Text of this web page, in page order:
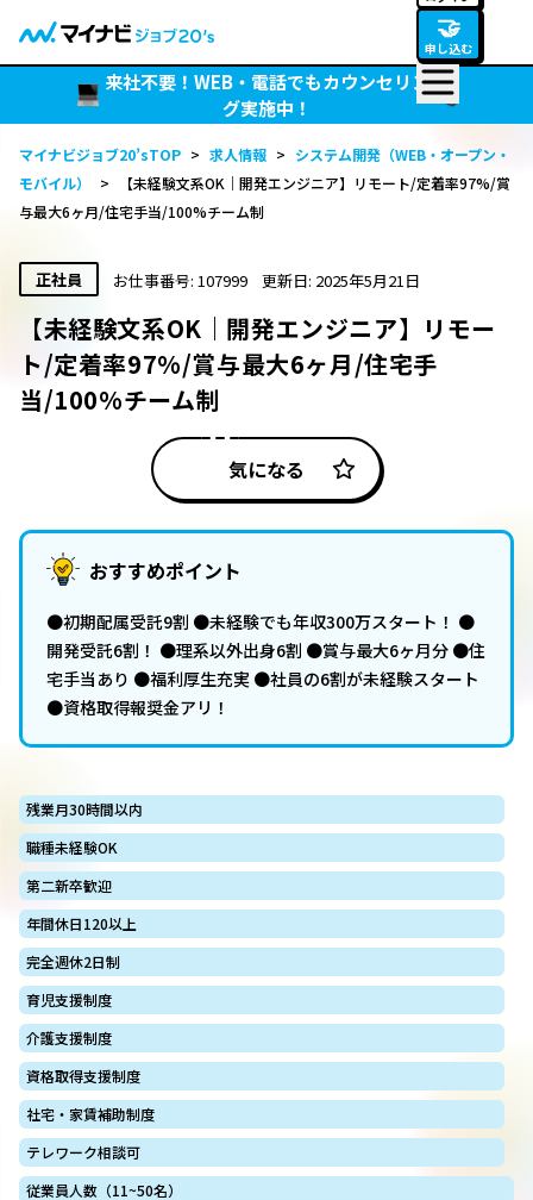
🤝
申し込む
来社不要！WEB・電話でもカウンセリン
グ実施中！
マイナビジョブ20’sTOP > 求人情報 > システム開発（WEB・オープン・
モバイル）
>
【未経験文系OK｜開発エンジニア】リモート/定着率97%/賞
与最大6ヶ月/住宅手当/100%チーム制
正社員 お仕事番号: 107999 更新日: 2025年5月21日
【未経験文系OK｜開発エンジニア】リモー
ト/定着率97%/賞与最大6ヶ月/住宅手
当/100%チーム制
気になる
おすすめポイント
●初期配属受託9割 ●未経験でも年収300万スタート！ ●
開発受託6割！ ●理系以外出身6割 ●賞与最大6ヶ月分 ●住
宅手当あり ●福利厚生充実 ●社員の6割が未経験スタート
●資格取得報奨金アリ！
残業月30時間以内
職種未経験OK
第二新卒歓迎
年間休日120以上
完全週休2日制
育児支援制度
介護支援制度
資格取得支援制度
社宅・家賃補助制度
テレワーク相談可
従業員人数（11~50名）